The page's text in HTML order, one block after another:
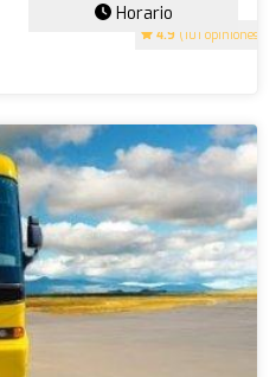
4.9 (101 opiniones)
Horario